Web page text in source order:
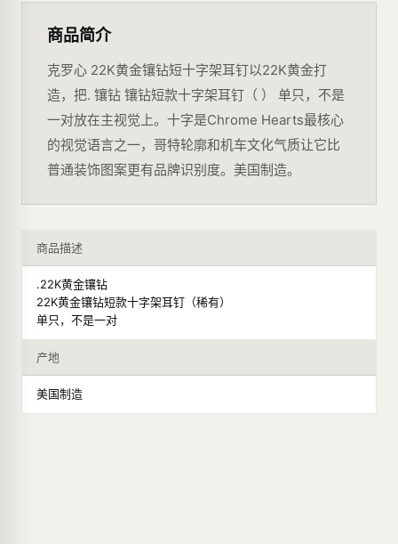
商品简介
克罗心 22K黄金镶钻短十字架耳钉以22K黄金打
造，把. 镶钻 镶钻短款十字架耳钉（ ） 单只，不是
一对放在主视觉上。十字是Chrome Hearts最核心
的视觉语言之一，哥特轮廓和机车文化气质让它比
普通装饰图案更有品牌识别度。美国制造。
商品描述
.22K黄金镶钻
22K黄金镶钻短款十字架耳钉（稀有）
单只，不是一对
产地
美国制造